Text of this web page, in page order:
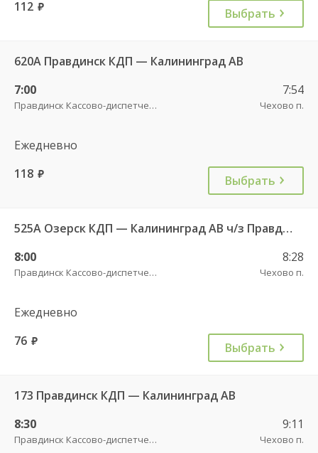
112 руб. Выбрать
620А Правдинск КДП — Калининград АВ
7:00
Правдинск Кассово-диспетчерский пункт
7:54
Чехово п.
Ежедневно
118 руб. Выбрать
525А Озерск КДП — Калининград АВ ч/з Правдинск КДП
8:00
Правдинск Кассово-диспетчерский пункт
8:28
Чехово п.
Ежедневно
76 руб. Выбрать
173 Правдинск КДП — Калининград АВ
8:30
Правдинск Кассово-диспетчерский пункт
9:11
Чехово п.